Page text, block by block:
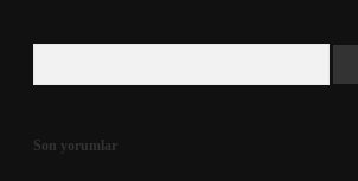
Son yorumlar